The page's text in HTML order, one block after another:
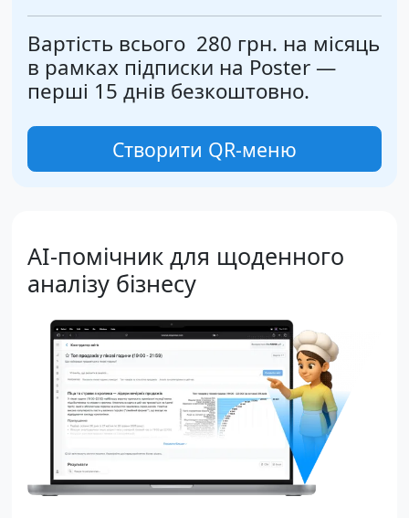
Вартість всього 280 грн. на місяць
в рамках підписки на Poster —
перші 15 днів безкоштовно.
Створити QR-меню
AI-помічник для щоденного
аналізу бізнесу